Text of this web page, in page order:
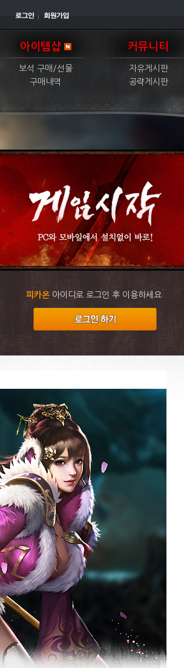
아이템샵
보석 구매/선물
구매내역
커뮤니티
자유게시판
공략게시판
피카온 아이디로 로그인 후 이용하세요.